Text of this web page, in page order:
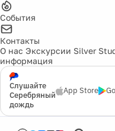
События
Контакты
О нас Экскурсии Silver
информация
Слушайте
Серебряный
дождь
App Store